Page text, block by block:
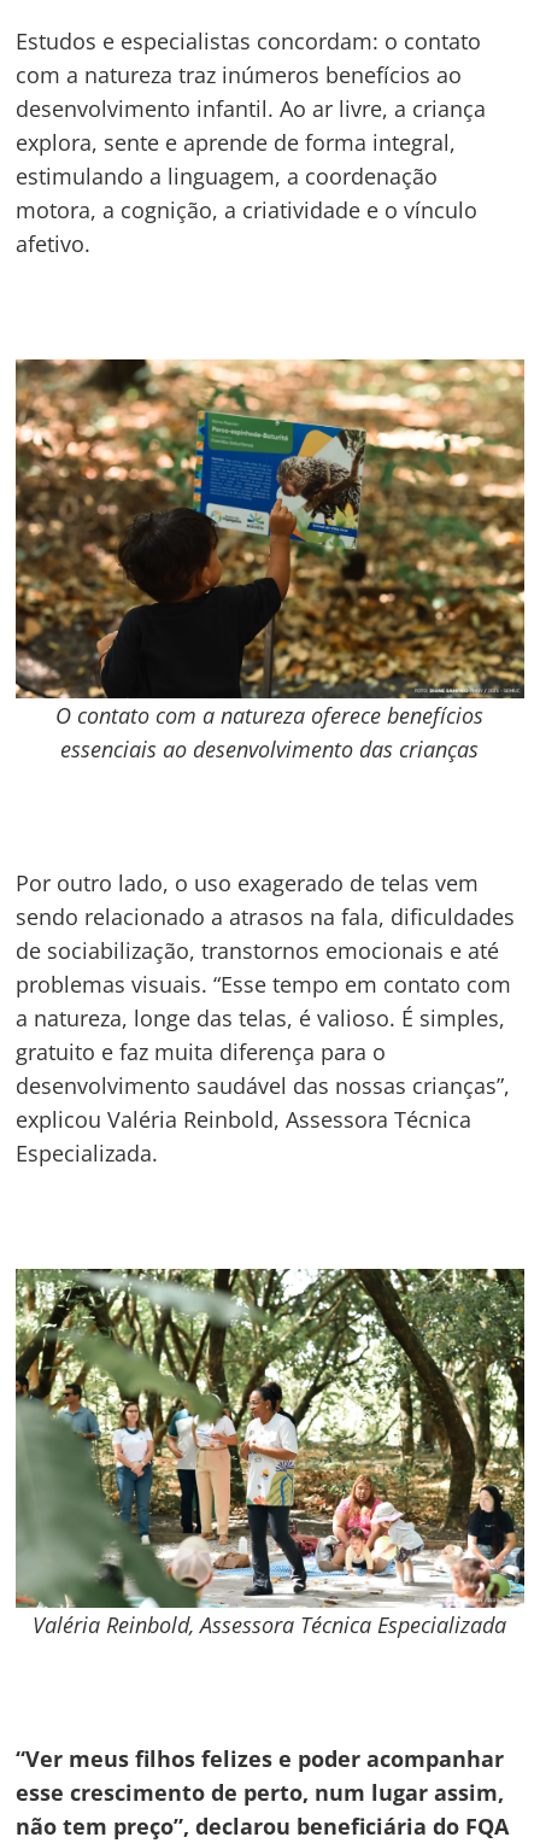
Estudos e especialistas concordam: o contato
com a natureza traz inúmeros benefícios ao
desenvolvimento infantil. Ao ar livre, a criança
explora, sente e aprende de forma integral,
estimulando a linguagem, a coordenação
motora, a cognição, a criatividade e o vínculo
afetivo.
O contato com a natureza oferece benefícios
essenciais ao desenvolvimento das crianças
Por outro lado, o uso exagerado de telas vem
sendo relacionado a atrasos na fala, dificuldades
de sociabilização, transtornos emocionais e até
problemas visuais. “Esse tempo em contato com
a natureza, longe das telas, é valioso. É simples,
gratuito e faz muita diferença para o
desenvolvimento saudável das nossas crianças”,
explicou Valéria Reinbold, Assessora Técnica
Especializada.
Valéria Reinbold, Assessora Técnica Especializada
“Ver meus filhos felizes e poder acompanhar
esse crescimento de perto, num lugar assim,
não tem preço”, declarou beneficiária do FQA
Navegação